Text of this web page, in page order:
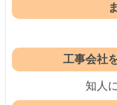
工事会社
知人